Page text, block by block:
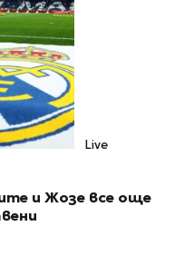
Live
и Жозе все още